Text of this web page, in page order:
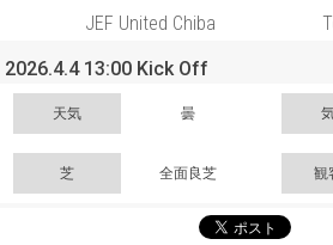
JEF United Chiba
2026.4.4 13:00 Kick Off
天気 曇
芝 全面良芝 観